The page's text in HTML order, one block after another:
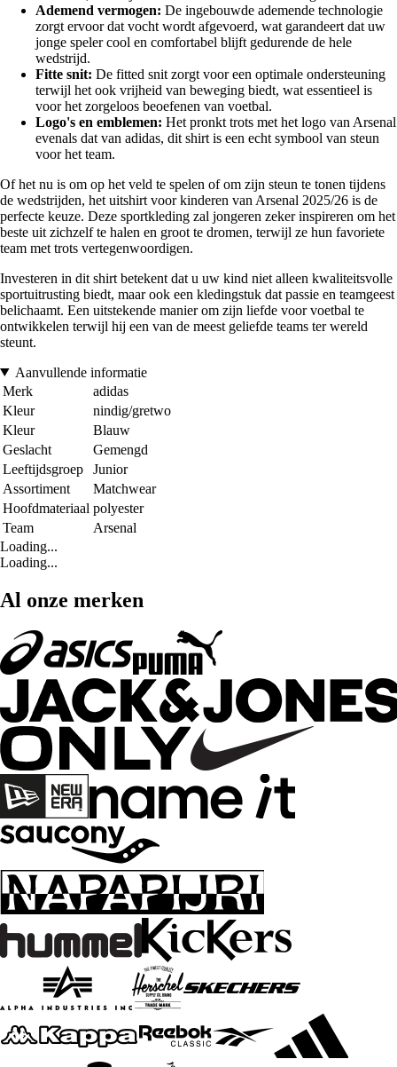
Ademend vermogen: De ingebouwde ademende technologie
zorgt ervoor dat vocht wordt afgevoerd, wat garandeert dat uw
jonge speler cool en comfortabel blijft gedurende de hele
wedstrijd.
Fitte snit: De fitted snit zorgt voor een optimale ondersteuning
terwijl het ook vrijheid van beweging biedt, wat essentieel is
voor het zorgeloos beoefenen van voetbal.
Logo's en emblemen: Het pronkt trots met het logo van Arsenal
evenals dat van adidas, dit shirt is een echt symbool van steun
voor het team.
Of het nu is om op het veld te spelen of om zijn steun te tonen tijdens
de wedstrijden, het uitshirt voor kinderen van Arsenal 2025/26 is de
perfecte keuze. Deze sportkleding zal jongeren zeker inspireren om het
beste uit zichzelf te halen en groot te dromen, terwijl ze hun favoriete
team met trots vertegenwoordigen.
Investeren in dit shirt betekent dat u uw kind niet alleen kwaliteitsvolle
sportuitrusting biedt, maar ook een kledingstuk dat passie en teamgeest
belichaamt. Een uitstekende manier om zijn liefde voor voetbal te
ontwikkelen terwijl hij een van de meest geliefde teams ter wereld
steunt.
Aanvullende informatie
Merk
adidas
Kleur
nindig/gretwo
Kleur
Blauw
Geslacht
Gemengd
Leeftijdsgroep
Junior
Assortiment
Matchwear
Hoofdmateriaal polyester
Team
Arsenal
Loading...
Loading...
Al onze merken